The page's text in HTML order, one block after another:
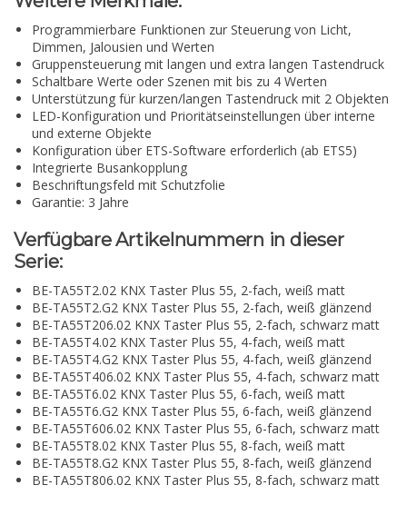
Programmierbare Funktionen zur Steuerung von Licht,
Dimmen, Jalousien und Werten
Gruppensteuerung mit langen und extra langen Tastendruck
Schaltbare Werte oder Szenen mit bis zu 4 Werten
Unterstützung für kurzen/langen Tastendruck mit 2 Objekten
LED-Konfiguration und Prioritätseinstellungen über interne
und externe Objekte
Konfiguration über ETS-Software erforderlich (ab ETS5)
Integrierte Busankopplung
Beschriftungsfeld mit Schutzfolie
Garantie: 3 Jahre
Verfügbare Artikelnummern in dieser
Serie:
BE-TA55T2.02 KNX Taster Plus 55, 2-fach, weiß matt
BE-TA55T2.G2 KNX Taster Plus 55, 2-fach, weiß glänzend
BE-TA55T206.02 KNX Taster Plus 55, 2-fach, schwarz matt
BE-TA55T4.02 KNX Taster Plus 55, 4-fach, weiß matt
BE-TA55T4.G2 KNX Taster Plus 55, 4-fach, weiß glänzend
BE-TA55T406.02 KNX Taster Plus 55, 4-fach, schwarz matt
BE-TA55T6.02 KNX Taster Plus 55, 6-fach, weiß matt
BE-TA55T6.G2 KNX Taster Plus 55, 6-fach, weiß glänzend
BE-TA55T606.02 KNX Taster Plus 55, 6-fach, schwarz matt
BE-TA55T8.02 KNX Taster Plus 55, 8-fach, weiß matt
BE-TA55T8.G2 KNX Taster Plus 55, 8-fach, weiß glänzend
BE-TA55T806.02 KNX Taster Plus 55, 8-fach, schwarz matt